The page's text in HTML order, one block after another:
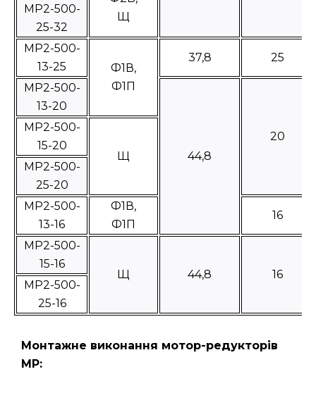
Щ
МР2-500-
25-32
МР2-500-
13-25
Ф1В,
Ф1П
37,8 25
МР2-500-
13-20
44,8
20
МР2-500-
15-20
Щ
МР2-500-
25-20
МР2-500-
13-16
Ф1В,
Ф1П
16
МР2-500-
15-16
Щ 44,8 16
МР2-500-
25-16
Монтажне виконання мотор-редукторів
МР: